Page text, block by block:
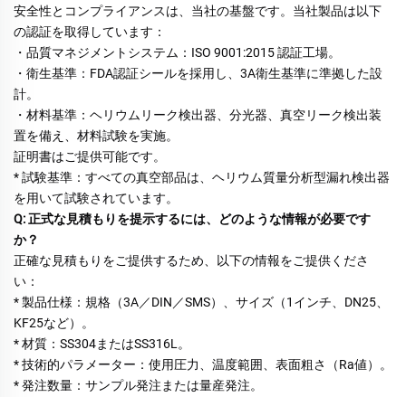
安全性とコンプライアンスは、当社の基盤です。当社製品は以下
の認証を取得しています：
・品質マネジメントシステム：ISO 9001:2015 認証工場。
・衛生基準：FDA認証シールを採用し、3A衛生基準に準拠した設
計。
・材料基準：ヘリウムリーク検出器、分光器、真空リーク検出装
置を備え、材料試験を実施。
証明書はご提供可能です。
* 試験基準：すべての真空部品は、ヘリウム質量分析型漏れ検出器
を用いて試験されています。
Q: 正式な見積もりを提示するには、どのような情報が必要です
か？
正確な見積もりをご提供するため、以下の情報をご提供くださ
い：
* 製品仕様：規格（3A／DIN／SMS）、サイズ（1インチ、DN25、
KF25など）。
* 材質：SS304またはSS316L。
* 発注数量：サンプル発注または量産発注。